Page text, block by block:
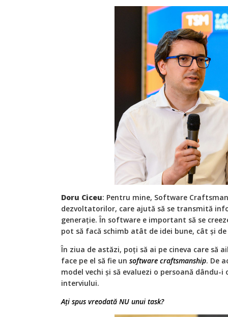
Doru Ciceu: Pentru mine, Software
dezvoltatorilor, care ajută să se transmită
generație. În software e important să se
pot să facă schimb atât de idei bune, cât și
În ziua de astăzi, poți să ai pe cineva care să
face pe el să fie un software craftsmanship. De
model vechi și să evaluezi o persoană
interviului.
Ați spus vreodată NU unui task?